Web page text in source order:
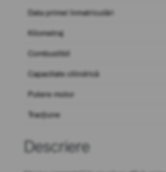
Data primei înmatriculări
Kilometraj
Combustibil
Capacitate cilindrică
Putere motor
Tracțiune
Descriere